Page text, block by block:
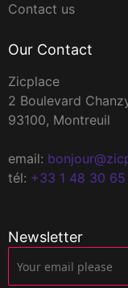
Contact us
Our Contact
Zicplace
2 Boulevard
93100, Montreuil
email:
tél: +33 1 48 30 65
Newsletter